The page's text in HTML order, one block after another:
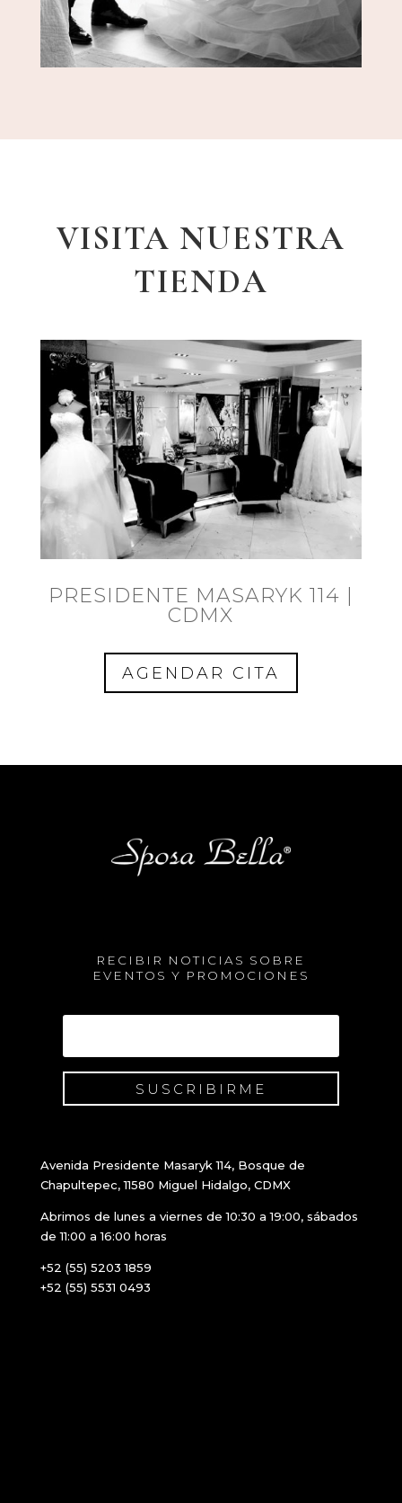
VISITA NUESTRA
TIENDA
PRESIDENTE MASARYK 114 |
CDMX
AGENDAR CITA
RECIBIR NOTICIAS SOBRE
EVENTOS Y PROMOCIONES
SUSCRIBIRME
Avenida Presidente Masaryk 114, Bosque de
Chapultepec, 11580 Miguel Hidalgo, CDMX
Abrimos de lunes a viernes de 10:30 a 19:00, sábados
de 11:00 a 16:00 horas
+52 (55) 5203 1859
+52 (55) 5531 0493